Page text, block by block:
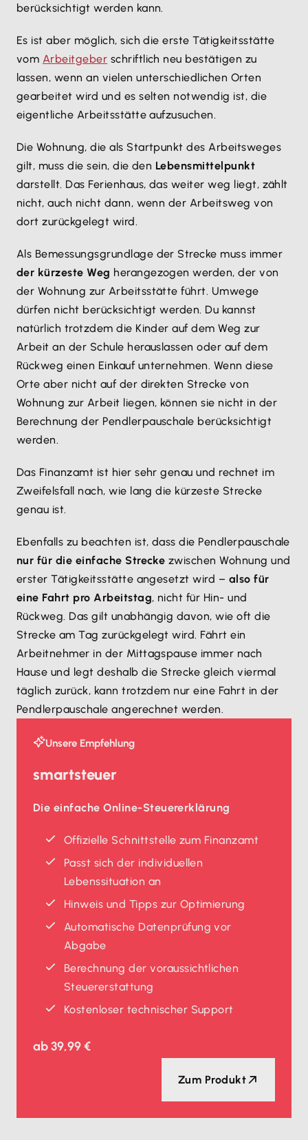
berücksichtigt werden kann.
Es ist aber möglich, sich die erste Tätigkeitsstätte
vom Arbeitgeber schriftlich neu bestätigen zu
lassen, wenn an vielen unterschiedlichen Orten
gearbeitet wird und es selten notwendig ist, die
eigentliche Arbeitsstätte aufzusuchen.
Die Wohnung, die als Startpunkt des Arbeitsweges
gilt, muss die sein, die den Lebensmittelpunkt
darstellt. Das Ferienhaus, das weiter weg liegt, zählt
nicht, auch nicht dann, wenn der Arbeitsweg von
dort zurückgelegt wird.
Als Bemessungsgrundlage der Strecke muss immer
der kürzeste Weg herangezogen werden, der von
der Wohnung zur Arbeitsstätte führt. Umwege
dürfen nicht berücksichtigt werden. Du kannst
natürlich trotzdem die Kinder auf dem Weg zur
Arbeit an der Schule herauslassen oder auf dem
Rückweg einen Einkauf unternehmen. Wenn diese
Orte aber nicht auf der direkten Strecke von
Wohnung zur Arbeit liegen, können sie nicht in der
Berechnung der Pendlerpauschale berücksichtigt
werden.
Das Finanzamt ist hier sehr genau und rechnet im
Zweifelsfall nach, wie lang die kürzeste Strecke
genau ist.
Ebenfalls zu beachten ist, dass die Pendlerpauschale
nur für die einfache Strecke zwischen Wohnung und
erster Tätigkeitsstätte angesetzt wird – also für
eine Fahrt pro Arbeitstag, nicht für Hin- und
Rückweg. Das gilt unabhängig davon, wie oft die
Strecke am Tag zurückgelegt wird. Fährt ein
Arbeitnehmer in der Mittagspause immer nach
Hause und legt deshalb die Strecke gleich viermal
täglich zurück, kann trotzdem nur eine Fahrt in der
Pendlerpauschale angerechnet werden.
Unsere Empfehlung
smartsteuer
Die einfache Online-Steuererklärung
Offizielle Schnittstelle zum Finanzamt
Passt sich der individuellen
Lebenssituation an
Hinweis und Tipps zur Optimierung
Automatische Datenprüfung vor
Abgabe
Berechnung der voraussichtlichen
Steuererstattung
Kostenloser technischer Support
ab39,99 €
Zum Produkt